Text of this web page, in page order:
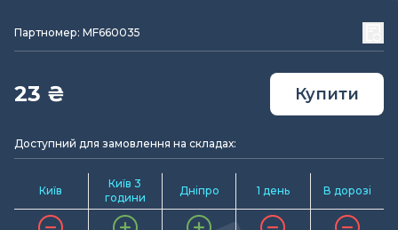
Партномер: MF660035
23 ₴ Купити
Доступний для замовлення на складах:
Київ
Київ 3
години
Дніпро 1 день В дорозі